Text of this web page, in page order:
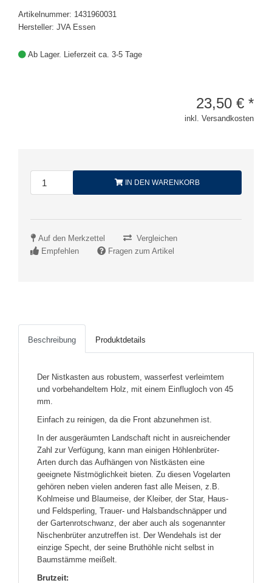
Artikelnummer: 1431960031
Hersteller: JVA Essen
Ab Lager. Lieferzeit ca. 3-5 Tage
23,50 € *
inkl. Versandkosten
IN DEN WARENKORB
Auf den Merkzettel
Vergleichen
Empfehlen
Fragen zum Artikel
Beschreibung Produktdetails
Der Nistkasten aus robustem, wasserfest verleimtem
und vorbehandeltem Holz, mit einem Einflugloch von 45
mm.
Einfach zu reinigen, da die Front abzunehmen ist.
In der ausgeräumten Landschaft nicht in ausreichender
Zahl zur Verfügung, kann man einigen Höhlenbrüter-
Arten durch das Aufhängen von Nistkästen eine
geeignete Nistmöglichkeit bieten. Zu diesen Vogelarten
gehören neben vielen anderen fast alle Meisen, z.B.
Kohlmeise und Blaumeise, der Kleiber, der Star, Haus-
und Feldsperling, Trauer- und Halsbandschnäpper und
der Gartenrotschwanz, der aber auch als sogenannter
Nischenbrüter anzutreffen ist. Der Wendehals ist der
einzige Specht, der seine Bruthöhle nicht selbst in
Baumstämme meißelt.
Brutzeit: